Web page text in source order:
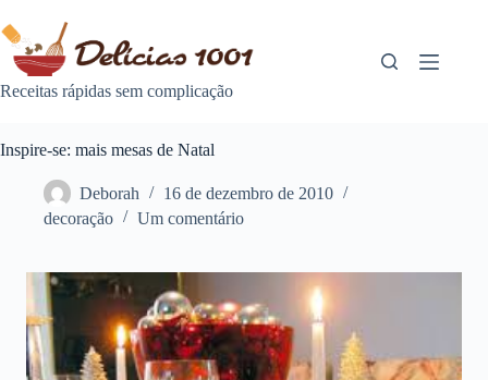
para
conteúdo
Receitas rápidas sem complicação
Inspire-se: mais mesas de Natal
Deborah
16 de dezembro de 2010
decoração
Um comentário